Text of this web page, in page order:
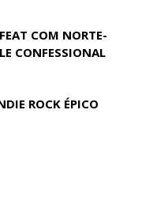
COM NORTE-
CONFESSIONAL
ROCK ÉPICO